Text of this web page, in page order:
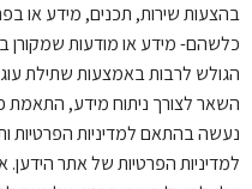
בהצעות שירות, תכנים, מידע או
כלשהם- מידע או מודעות שמקורן
השאר לצורך ניתוח מידע, התאמת
נעשה בהתאם למדיניות הפרטיות
למדיניות הפרטיות של אתר הידען.